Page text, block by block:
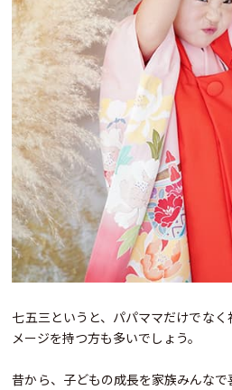
七五三というと、パパママだけでな
メージを持つ方も多いでしょう。
昔から、子どもの成長を家族みんな